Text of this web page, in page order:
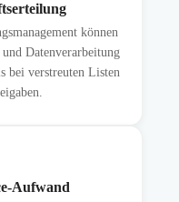
können
Datenverarbeitung
bei verstreuten Listen
Aufwand